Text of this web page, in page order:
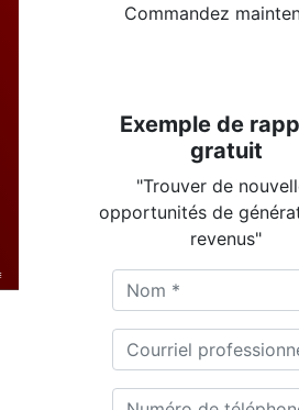
Commandez
Exemple de
gratuit
"Trouver de
opportunités de
revenus"